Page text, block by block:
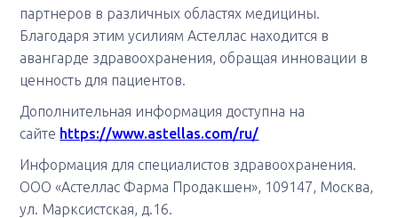
партнеров в различных областях медицины.
Благодаря этим усилиям Астеллас находится в
авангарде здравоохранения, обращая инновации в
ценность для пациентов.
Дополнительная информация доступна на
сайте https://www.astellas.com/ru/
Информация для специалистов здравоохранения.
ООО «Астеллас Фарма Продакшен», 109147, Москва,
ул. Марксистская, д.16.